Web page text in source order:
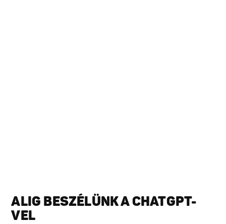
ALIG BESZÉLÜNK A CHATGPT-
VEL